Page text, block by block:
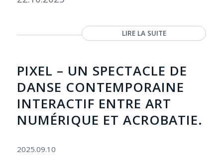
LIRE LA SUITE
PIXEL – UN SPECTACLE DE
DANSE CONTEMPORAINE
INTERACTIF ENTRE ART
NUMÉRIQUE ET ACROBATIE.
2025.09.10